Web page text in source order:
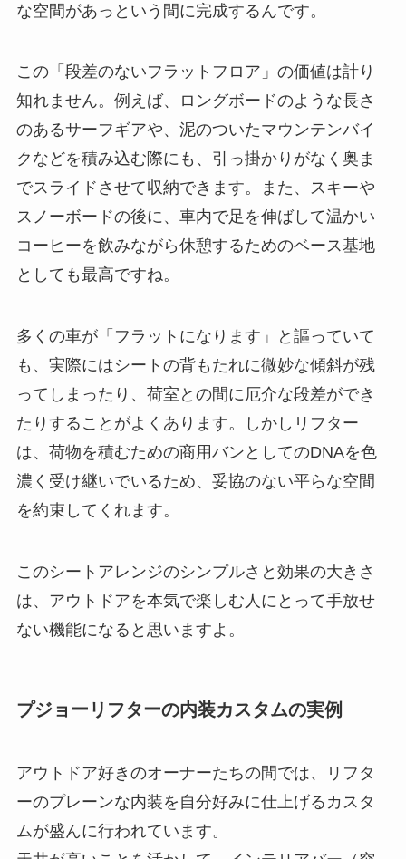
な空間があっという間に完成するんです。
この「段差のないフラットフロア」の価値は計り
知れません。例えば、ロングボードのような長さ
のあるサーフギアや、泥のついたマウンテンバイ
クなどを積み込む際にも、引っ掛かりがなく奥ま
でスライドさせて収納できます。また、スキーや
スノーボードの後に、車内で足を伸ばして温かい
コーヒーを飲みながら休憩するためのベース基地
としても最高ですね。
多くの車が「フラットになります」と謳っていて
も、実際にはシートの背もたれに微妙な傾斜が残
ってしまったり、荷室との間に厄介な段差ができ
たりすることがよくあります。しかしリフター
は、荷物を積むための商用バンとしてのDNAを色
濃く受け継いでいるため、妥協のない平らな空間
を約束してくれます。
このシートアレンジのシンプルさと効果の大きさ
は、アウトドアを本気で楽しむ人にとって手放せ
ない機能になると思いますよ。
プジョーリフターの内装カスタムの実例
アウトドア好きのオーナーたちの間では、リフタ
ーのプレーンな内装を自分好みに仕上げるカスタ
ムが盛んに行われています。